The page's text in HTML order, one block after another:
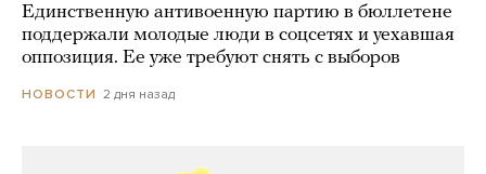
Единственную антивоенную партию в бюллетене
поддержали молодые люди в соцсетях и уехавшая
оппозиция. Ее уже требуют снять с выборов
НОВОСТИ 2 дня назад